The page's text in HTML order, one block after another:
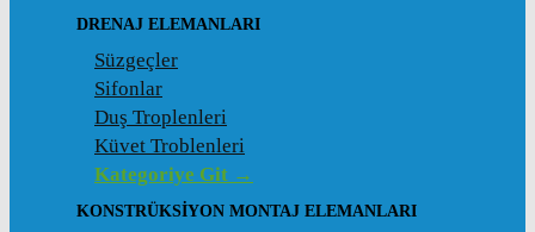
DRENAJ ELEMANLARI
Süzgeçler
Sifonlar
Duş Troplenleri
Küvet Troblenleri
Kategoriye Git →
KONSTRÜKSIYON MONTAJ ELEMANLARI